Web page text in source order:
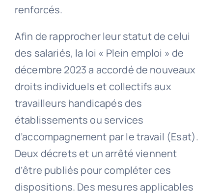
renforcés.
Afin de rapprocher leur statut de celui
des salariés, la loi « Plein emploi » de
décembre 2023 a accordé de nouveaux
droits individuels et collectifs aux
travailleurs handicapés des
établissements ou services
d’accompagnement par le travail (Esat).
Deux décrets et un arrêté viennent
d’être publiés pour compléter ces
dispositions. Des mesures applicables